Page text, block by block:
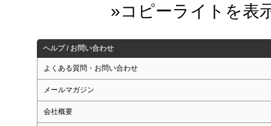
ヘルプ / お問い合わせ
よくある質問・お問い合わせ
メールマガジン
会社概要